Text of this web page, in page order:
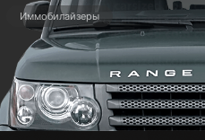
Иммобилайзеры